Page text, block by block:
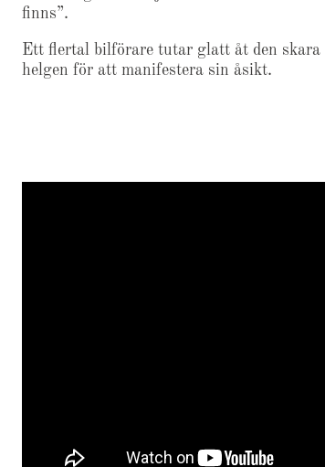
finns”.
Ett flertal bilförare tutar glatt åt den
helgen för att manifestera sin åsikt.